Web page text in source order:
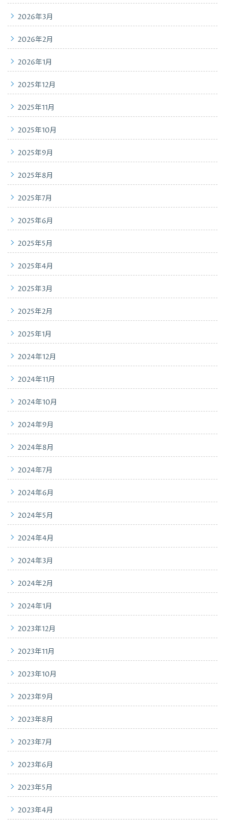
2026年3月
2026年2月
2026年1月
2025年12月
2025年11月
2025年10月
2025年9月
2025年8月
2025年7月
2025年6月
2025年5月
2025年4月
2025年3月
2025年2月
2025年1月
2024年12月
2024年11月
2024年10月
2024年9月
2024年8月
2024年7月
2024年6月
2024年5月
2024年4月
2024年3月
2024年2月
2024年1月
2023年12月
2023年11月
2023年10月
2023年9月
2023年8月
2023年7月
2023年6月
2023年5月
2023年4月